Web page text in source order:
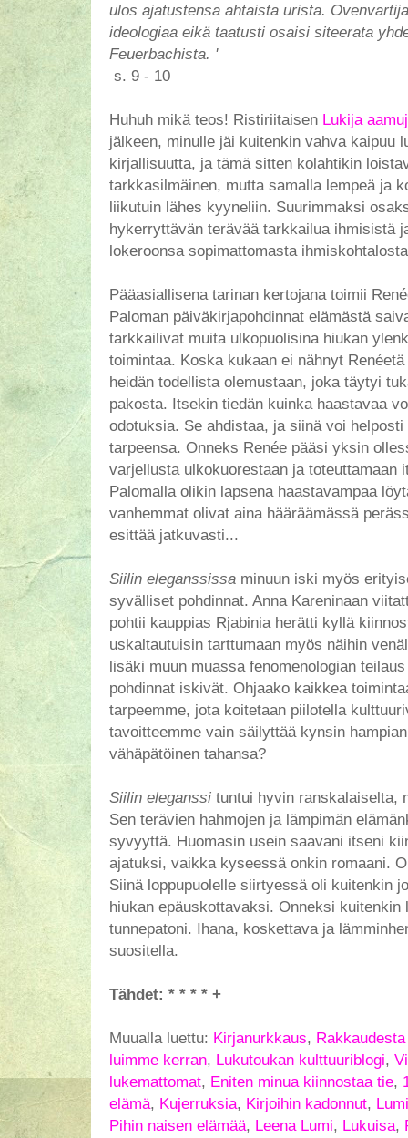
ulos ajatustensa ahtaista urista.
ideologiaa eikä taatusti osaisi siteerata
Feuerbachista. '
s. 9 - 10
Huhuh mikä teos! Ristiriitaisen Lukija
jälkeen, minulle jäi kuitenkin vahva kaipuu
kirjallisuutta, ja tämä sitten kolahtikin
tarkkasilmäinen, mutta samalla lempeä ja
liikutuin lähes kyyneliin. Suurimmaksi
hykerryttävän terävää tarkkailua ihmisistä
lokeroonsa sopimattomasta
Pääasiallisena tarinan kertojana toimii
Paloman päiväkirjapohdinnat elämästä
tarkkailivat muita ulkopuolisina hiukan
toimintaa. Koska kukaan ei nähnyt
heidän todellista olemustaan, joka täytyi
pakosta. Itsekin tiedän kuinka haastavaa
odotuksia. Se ahdistaa, ja siinä voi
tarpeensa. Onneks Renée pääsi yksin
varjellusta ulkokuorestaan ja toteuttamaan
Palomalla olikin lapsena haastavampaa
vanhemmat olivat aina hääräämässä
esittää jatkuvasti...
Siilin eleganssissa minuun iski myös
syvälliset pohdinnat. Anna Kareninaan
pohtii kauppias Rjabinia herätti kyllä
uskaltautuisin tarttumaan myös näihin
lisäki muun muassa fenomenologian
pohdinnat iskivät. Ohjaako kaikkea
tarpeemme, jota koitetaan piilotella
tavoitteemme vain säilyttää kynsin
vähäpätöinen tahansa?
Siilin eleganssi tuntui hyvin ranskalaiselta,
Sen terävien hahmojen ja lämpimän
syvyyttä. Huomasin usein saavani itseni
ajatuksi, vaikka kyseessä onkin romaani.
Siinä loppupuolelle siirtyessä oli kuitenkin
hiukan epäuskottavaksi. Onneksi
tunnepatoni. Ihana, koskettava ja
suositella.
Tähdet: * * * * +
Muualla luettu: Kirjanurkkaus,
luimme kerran, Lukutoukan kulttuuriblogi,
lukemattomat, Eniten minua kiinnostaa tie,
elämä, Kujerruksia, Kirjoihin kadonnut,
Pihin naisen elämää, Leena Lumi, Lukuisa,